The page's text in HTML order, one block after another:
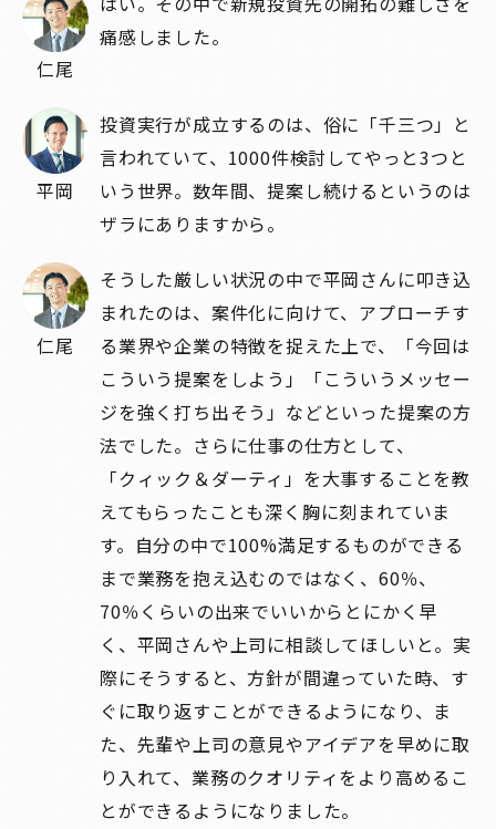
仁尾
痛感しました。
平岡
投資実行が成立するのは、俗に「千三つ」と
言われていて、1000件検討してやっと3つと
いう世界。数年間、提案し続けるというのは
ザラにありますから。
仁尾
そうした厳しい状況の中で平岡さんに叩き込
まれたのは、案件化に向けて、アプローチす
る業界や企業の特徴を捉えた上で、「今回は
こういう提案をしよう」「こういうメッセー
ジを強く打ち出そう」などといった提案の方
法でした。さらに仕事の仕方として、
「クィック＆ダーティ」を大事することを教
えてもらったことも深く胸に刻まれていま
す。自分の中で100%満足するものができる
まで業務を抱え込むのではなく、60％、
70％くらいの出来でいいからとにかく早
く、平岡さんや上司に相談してほしいと。実
際にそうすると、方針が間違っていた時、す
ぐに取り返すことができるようになり、ま
た、先輩や上司の意見やアイデアを早めに取
り入れて、業務のクオリティをより高めるこ
とができるようになりました。